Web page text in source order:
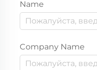
Name
Company Name